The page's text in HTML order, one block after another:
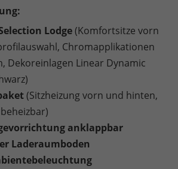
Lodge(Komfortsitze vorn
Chromapplikationen
Dekoreinlagen Linear Dynamic
(Sitzheizung vorn und hinten,
anklappbar
Laderaumboden